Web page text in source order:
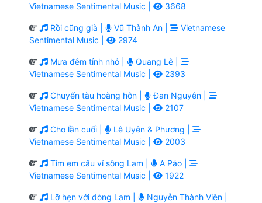
Vietnamese Sentimental Music |
3668
Rồi cũng già | Vũ Thành An |
Vietnamese
Sentimental Music |
2974
Mưa đêm tỉnh nhỏ |
Quang Lê |
Vietnamese Sentimental Music |
2393
Chuyến tàu hoàng hôn |
Đan Nguyên |
Vietnamese Sentimental Music |
2107
Cho lần cuối |
Lê Uyên & Phương |
Vietnamese Sentimental Music |
2003
Tìm em câu ví sông Lam |
A Páo |
Vietnamese Sentimental Music |
1922
Lỡ hẹn với dòng Lam |
Nguyễn Thành Viên |